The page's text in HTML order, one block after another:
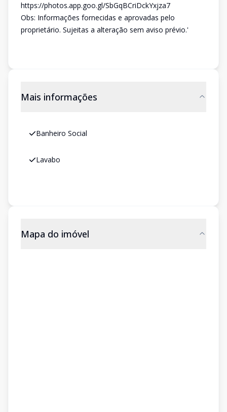
https://photos.app.goo.gl/SbGqBCriDckYxjza7
Obs: Informações fornecidas e aprovadas pelo
proprietário. Sujeitas a alteração sem aviso prévio.'
Mais informações
Banheiro Social
Lavabo
Mapa do imóvel